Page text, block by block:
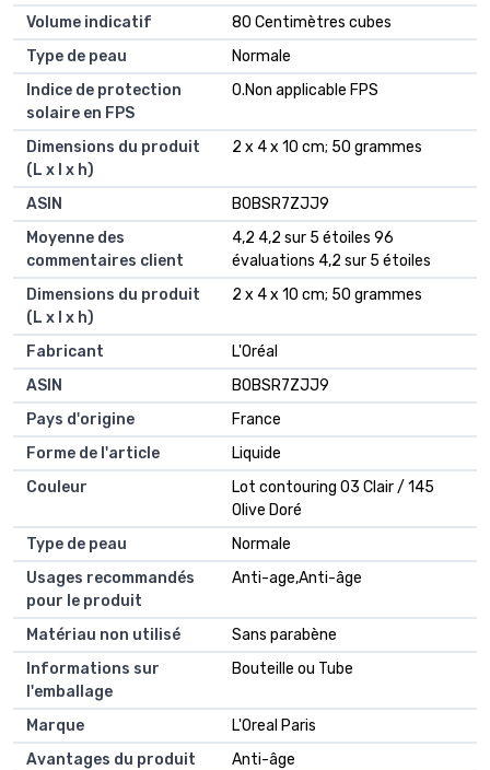
Volume indicatif
‎80 Centimètres cubes
Type de peau
‎Normale
Indice de protection
solaire en FPS
‎0.Non applicable FPS
Dimensions du produit
(L x l x h)
‎2 x 4 x 10 cm; 50 grammes
ASIN
‎B0BSR7ZJJ9
Moyenne des
commentaires client
4,2 4,2 sur 5 étoiles 96
évaluations 4,2 sur 5 étoiles
Dimensions du produit
(L x l x h)
2 x 4 x 10 cm; 50 grammes
Fabricant
L'Oréal
ASIN
B0BSR7ZJJ9
Pays d'origine
France
Forme de l'article
Liquide
Couleur
Lot contouring 03 Clair / 145
Olive Doré
Type de peau
Normale
Usages recommandés
pour le produit
Anti-age,Anti-âge
Matériau non utilisé
Sans parabène
Informations sur
l'emballage
Bouteille ou Tube
Marque
L'Oreal Paris
Avantages du produit
Anti-âge